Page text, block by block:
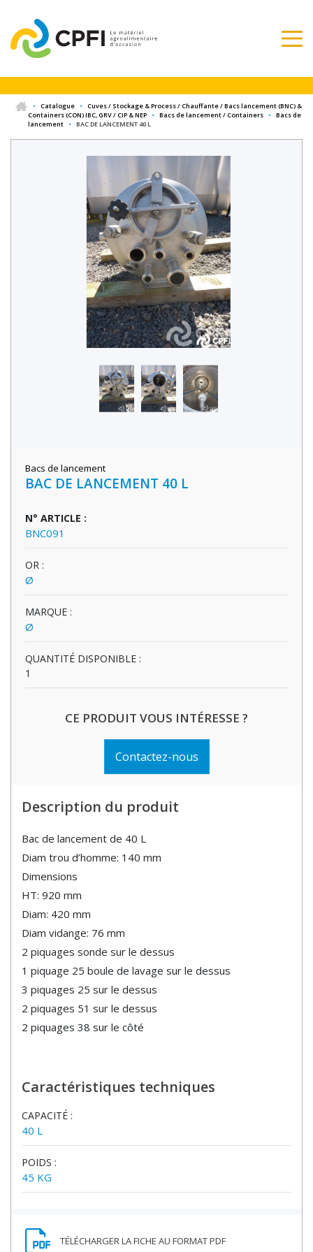
• Catalogue •
Cuves / Stockage & Process / Chauffante / Bacs lancement (BNC) &
Containers (CON) IBC, GRV / CIP & NEP
• Bacs de lancement / Containers •
Bacs de
lancement
• BAC DE LANCEMENT 40 L
Bacs de lancement
BAC DE LANCEMENT 40 L
N° ARTICLE :
BNC091
OR :
Ø
MARQUE :
Ø
QUANTITÉ DISPONIBLE :
1
CE PRODUIT VOUS INTÉRESSE ?
Contactez-nous
Description du produit
Bac de lancement de 40 L
Diam trou d’homme: 140 mm
Dimensions
HT: 920 mm
Diam: 420 mm
Diam vidange: 76 mm
2 piquages sonde sur le dessus
1 piquage 25 boule de lavage sur le dessus
3 piquages 25 sur le dessus
2 piquages 51 sur le dessus
2 piquages 38 sur le côté
Caractéristiques techniques
CAPACITÉ :
40 L
POIDS :
45 KG